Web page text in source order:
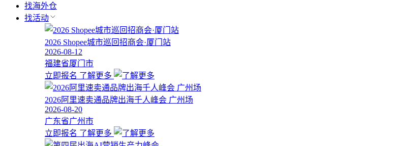
找海外仓
找活动
2026 Shopee城市巡回招商会·厦门站
2026-08-12
福建省厦门市
立即报名 了解更多
2026阿里速卖通品牌出海千人峰会 广州场
2026-08-20
广东省广州市
立即报名 了解更多